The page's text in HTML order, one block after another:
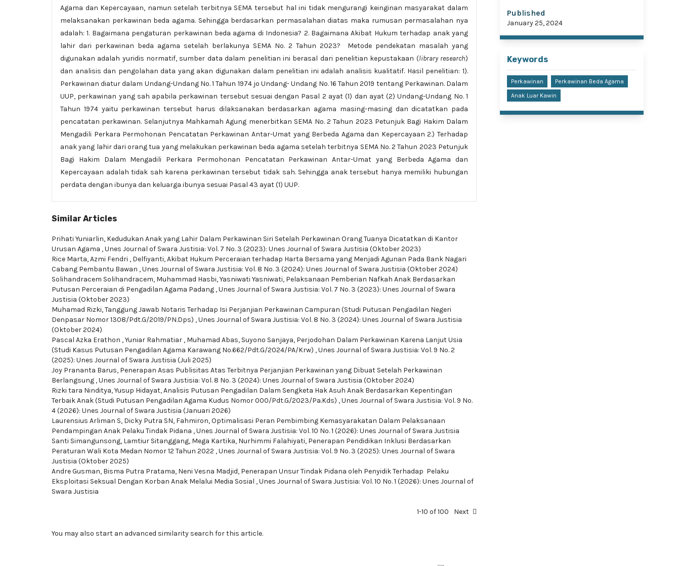
Agama dan Kepercayaan, namun setelah terbitnya SEMA tersebut hal ini tidak mengurangi keinginan masyarakat dalam
melaksanakan perkawinan beda agama. Sehingga berdasarkan permasalahan diatas maka rumusan permasalahan nya
adalah: 1. Bagaimana pengaturan perkawinan beda agama di Indonesia? 2. Bagaimana Akibat Hukum terhadap anak yang
lahir dari perkawinan beda agama setelah berlakunya SEMA No. 2 Tahun 2023? Metode pendekatan masalah yang
digunakan adalah yuridis normatif, sumber data dalam penelitian ini berasal dari penelitian kepustakaan (library research)
dan analisis dan pengolahan data yang akan digunakan dalam penelitian ini adalah analisis kualitatif. Hasil penelitian: 1).
Perkawinan diatur dalam Undang-Undang No. 1 Tahun 1974 jo Undang- Undang No. 16 Tahun 2019 tentang Perkawinan. Dalam
UUP, perkawinan yang sah apabila perkawinan tersebut sesuai dengan Pasal 2 ayat (1) dan ayat (2) Undang-Undang No. 1
Tahun 1974 yaitu perkawinan tersebut harus dilaksanakan berdasarkan agama masing-masing dan dicatatkan pada
pencatatan perkawinan. Selanjutnya Mahkamah Agung menerbitkan SEMA No. 2 Tahun 2023 Petunjuk Bagi Hakim Dalam
Mengadili Perkara Permohonan Pencatatan Perkawinan Antar-Umat yang Berbeda Agama dan Kepercayaan 2.) Terhadap
anak yang lahir dari orang tua yang melakukan perkawinan beda agama setelah terbitnya SEMA No. 2 Tahun 2023 Petunjuk
Bagi Hakim Dalam Mengadili Perkara Permohonan Pencatatan Perkawinan Antar-Umat yang Berbeda Agama dan
Kepercayaan adalah tidak sah karena perkawinan tersebut tidak sah. Sehingga anak tersebut hanya memiliki hubungan
perdata dengan ibunya dan keluarga ibunya sesuai Pasal 43 ayat (1) UUP.
Similar Articles
Prihati Yuniarlin, Kedudukan Anak yang Lahir Dalam Perkawinan Siri Setelah Perkawinan Orang Tuanya Dicatatkan di Kantor
Urusan Agama ,Unes Journal of Swara Justisia: Vol. 7 No. 3 (2023): Unes Journal of Swara Justisia (Oktober 2023)
Rice Marta, Azmi Fendri , Delfiyanti,Akibat Hukum Perceraian terhadap Harta Bersama yang Menjadi Agunan Pada Bank Nagari
Cabang Pembantu Bawan ,Unes Journal of Swara Justisia: Vol. 8 No. 3 (2024): Unes Journal of Swara Justisia (Oktober 2024)
Solihandracem Solihandracem, Muhammad Hasbi, Yasniwati Yasniwati, Pelaksanaan Pemberian Nafkah Anak Berdasarkan
Putusan Perceraian di Pengadilan Agama Padang ,Unes Journal of Swara Justisia: Vol. 7 No. 3 (2023): Unes Journal of Swara
Justisia (Oktober 2023)
Muhamad Rizki,Tanggung Jawab Notaris Terhadap Isi Perjanjian Perkawinan Campuran (Studi Putusan Pengadilan Negeri
Denpasar Nomor 1308/Pdt.G/2019/PN.Dps) ,Unes Journal of Swara Justisia: Vol. 8 No. 3 (2024): Unes Journal of Swara Justisia
(Oktober 2024)
Pascal Azka Erathon , Yuniar Rahmatiar , Muhamad Abas, Suyono Sanjaya, Perjodohan Dalam Perkawinan Karena Lanjut Usia
(Studi Kasus Putusan Pengadilan Agama Karawang No.662/Pdt.G/2024/PA/Krw) ,Unes Journal of Swara Justisia: Vol. 9 No. 2
(2025): Unes Journal of Swara Justisia (Juli 2025)
Joy Prananta Barus, Penerapan Asas Publisitas Atas Terbitnya Perjanjian Perkawinan yang Dibuat Setelah Perkawinan
Berlangsung ,Unes Journal of Swara Justisia: Vol. 8 No. 3 (2024): Unes Journal of Swara Justisia (Oktober 2024)
Rizki tara Ninditya, Yusup Hidayat,Analisis Putusan Pengadilan Dalam Sengketa Hak Asuh Anak Berdasarkan Kepentingan
Terbaik Anak (Studi Putusan Pengadilan Agama Kudus Nomor 000/Pdt.G/2023/Pa.Kds) ,Unes Journal of Swara Justisia: Vol. 9 No.
4 (2026): Unes Journal of Swara Justisia (Januari 2026)
Laurensius Arliman S, Dicky Putra SN, Fahmiron,Optimalisasi Peran Pembimbing Kemasyarakatan Dalam Pelaksanaan
Pendampingan Anak Pelaku Tindak Pidana ,Unes Journal of Swara Justisia: Vol. 10 No. 1 (2026): Unes Journal of Swara Justisia
Santi Simangunsong, Lamtiur Sitanggang, Mega Kartika, Nurhimmi Falahiyati, Penerapan Pendidikan Inklusi Berdasarkan
Peraturan Wali Kota Medan Nomor 12 Tahun 2022 ,Unes Journal of Swara Justisia: Vol. 9 No. 3 (2025): Unes Journal of Swara
Justisia (Oktober 2025)
Andre Gusman, Bisma Putra Pratama, Neni Vesna Madjid, Penerapan Unsur Tindak Pidana oleh Penyidik Terhadap Pelaku
Eksploitasi Seksual Dengan Korban Anak Melalui Media Sosial ,Unes Journal of Swara Justisia: Vol. 10 No. 1 (2026): Unes Journal of
Swara Justisia
1-10 of 100 Next
You may also start an advanced similarity search for this article.
Published
January 25, 2024
Keywords
Perkawinan
Perkawinan Beda Agama
Anak Luar Kawin